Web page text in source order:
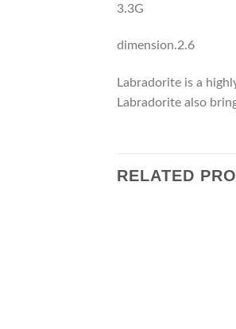
3.3G
dimension.2.6
Labradorite is a
Labradorite also
RELATED